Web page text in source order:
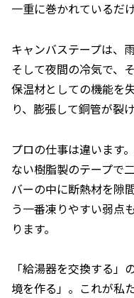
一重に巻かれているだ
キャンバステープは、
そして夜間の冷気で、
保温材としての機能を
り、膨張して銅管が裂
プロの仕事は違います
ない樹脂製のテープで
バーの中に断熱材を隙
う一番凍りやすい弱点
ります。
「給湯器を交換する
境を作る」。これが私